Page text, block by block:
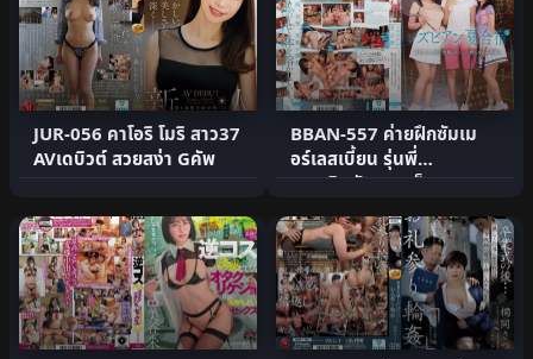
JUR-056 คาโอริ โมริ สาว37
AVเดบิวต์ สวยสง่า Gคัพ
BBAN-557 ค่ายฝึกซัมเม
อร์เลสเบี้ยน รุ่นพี่
แบดมินตันสอนเย็ด